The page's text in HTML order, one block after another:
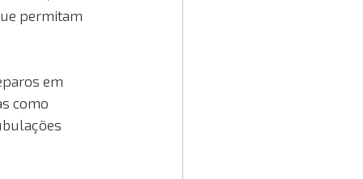
permitam
em
como